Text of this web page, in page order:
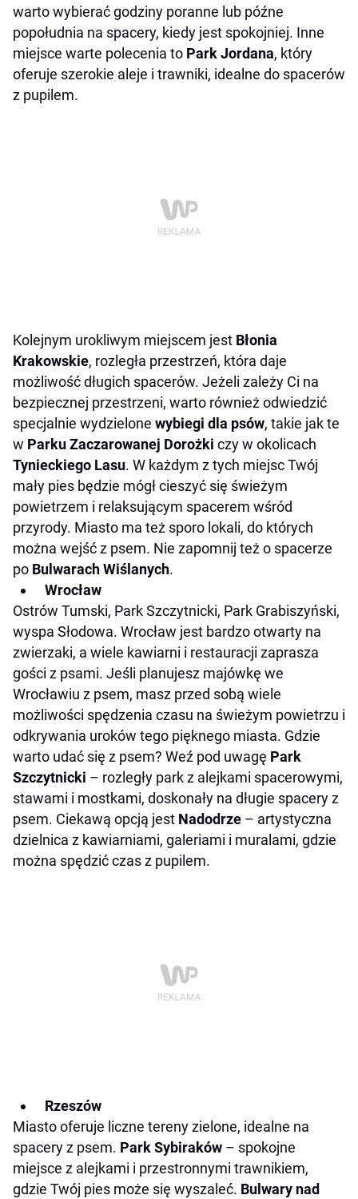
warto wybierać godziny poranne lub późne
popołudnia na spacery, kiedy jest spokojniej. Inne
miejsce warte polecenia to Park Jordana, który
oferuje szerokie aleje i trawniki, idealne do spacerów
z pupilem.
Kolejnym urokliwym miejscem jest Błonia
Krakowskie, rozległa przestrzeń, która daje
możliwość długich spacerów. Jeżeli zależy Ci na
bezpiecznej przestrzeni, warto również odwiedzić
specjalnie wydzielone wybiegi dla psów, takie jak te
w Parku Zaczarowanej Dorożki czy w okolicach
Tynieckiego Lasu. W każdym z tych miejsc Twój
mały pies będzie mógł cieszyć się świeżym
powietrzem i relaksującym spacerem wśród
przyrody. Miasto ma też sporo lokali, do których
można wejść z psem. Nie zapomnij też o spacerze
po Bulwarach Wiślanych.
Wrocław
Ostrów Tumski, Park Szczytnicki, Park Grabiszyński,
wyspa Słodowa. Wrocław jest bardzo otwarty na
zwierzaki, a wiele kawiarni i restauracji zaprasza
gości z psami. Jeśli planujesz majówkę we
Wrocławiu z psem, masz przed sobą wiele
możliwości spędzenia czasu na świeżym powietrzu i
odkrywania uroków tego pięknego miasta. Gdzie
warto udać się z psem? Weź pod uwagę Park
Szczytnicki – rozległy park z alejkami spacerowymi,
stawami i mostkami, doskonały na długie spacery z
psem.​ Ciekawą opcją jest Nadodrze – artystyczna
dzielnica z kawiarniami, galeriami i muralami, gdzie
można spędzić czas z pupilem.
Rzeszów
Miasto oferuje liczne tereny zielone, idealne na
spacery z psem. Park Sybiraków – spokojne
miejsce z alejkami i przestronnymi trawnikiem,
gdzie Twój pies może się wyszaleć. Bulwary nad